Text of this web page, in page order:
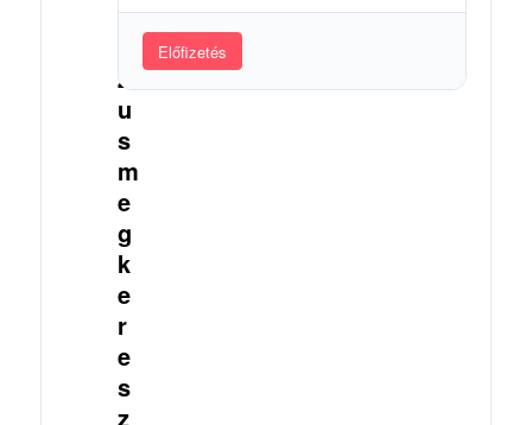
J
z
u
s
m
e
g
k
e
r
e
s
z
Előfizetés